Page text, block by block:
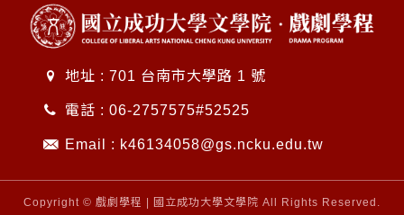
地址 : 701 台南市大學路 1 號
電話 :06-2757575#52525
Email : k46134058@gs.ncku.edu.tw
Copyright © 戲劇學程 | 國立成功大學文學院 All Rights Reserved.